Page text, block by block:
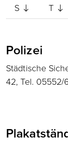
S
T
Polizei
Städtische
42, Tel. 05552/